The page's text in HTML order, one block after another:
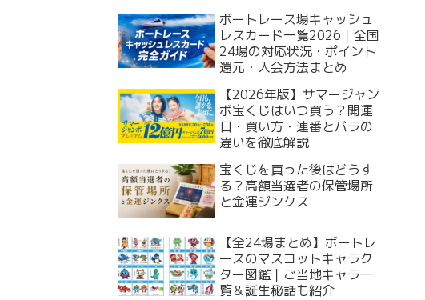
ボートレース場キャッシュ
レスカード一覧2026｜全国
24場の対応状況・ポイント
還元・入会方法まとめ
【2026年版】サマージャン
ボ宝くじはいつ買う？開運
日・買い方・連番とバラの
違いを徹底解説
宝くじを買った後はどうす
る？高額当選者の保管場所
と金運ジンクス
【全24場まとめ】ボートレ
ースのマスコットキャラク
ター図鑑｜ご当地キャラ一
覧＆誕生秘話も紹介